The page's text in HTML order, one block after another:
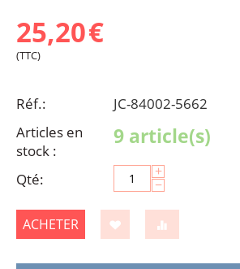
25,20€
(TTC)
Réf.:
JC-84002-5662
Articles en
stock :
9 article(s)
Qté: +
−
ACHETER